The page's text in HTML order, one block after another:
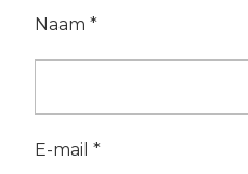
Naam *
E-mail *